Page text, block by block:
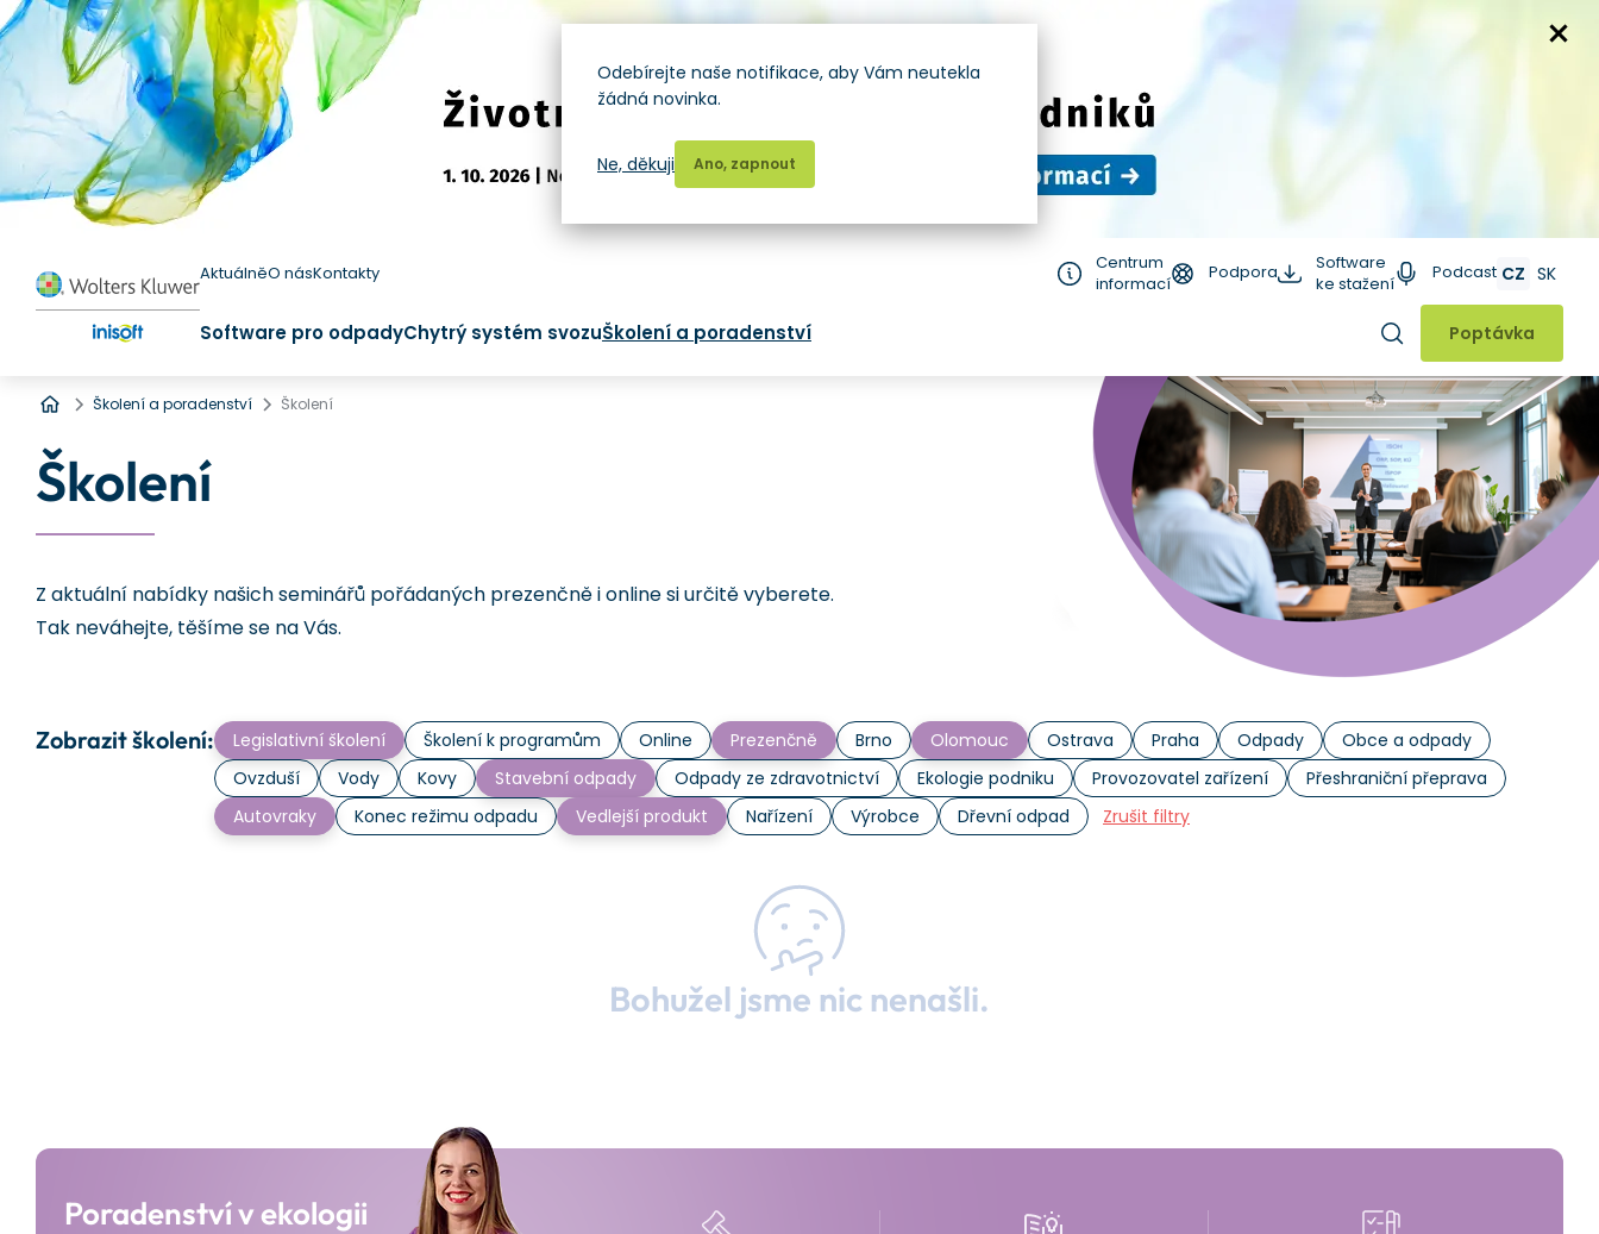
AktuálněO násKontakty
Centrum
informací
Podpora
Software
ke stažení
Podcast CZ SK
Software pro odpadyChytrý systém svozuŠkolení a poradenství Hledat
Poptávka
Úvod
Školení a poradenství Školení
Školení
Z aktuální nabídky našich seminářů pořádaných prezenčně i online si určitě vyberete.
Tak neváhejte, těšíme se na Vás.
Zobrazit školení: Legislativní školení Školení k programům Online Prezenčně Brno Olomouc Ostrava Praha Odpady
Obce a odpady
Ovzduší
Vody Kovy Stavební odpady Odpady ze zdravotnictví Ekologie podniku Provozovatel zařízení
Přeshraniční přeprava
Autovraky
Konec režimu odpadu Vedlejší produkt Nařízení Výrobce Dřevní odpad Zrušit filtry
Bohužel jsme nic nenašli.
Poradenství v ekologii
Odebírejte naše notifikace, aby Vám neutekla
žádná novinka.
Ano, zapnout
Ne, děkuji